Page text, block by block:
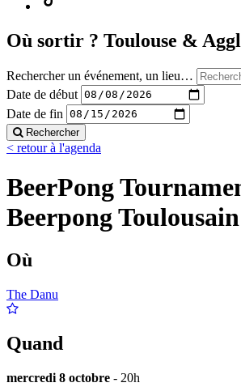
Où sortir ? Toulouse &
Rechercher un événement, un lieu…
Date de début
Date de fin
Rechercher
< retour à l'agenda
BeerPong
Beerpong
Où
The Danu
Quand
mercredi 8 octobre - 20h